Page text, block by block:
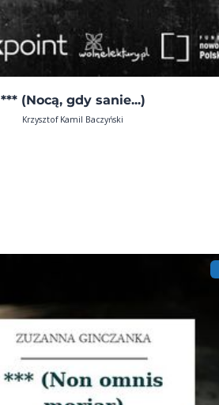
*** (Nocą, gdy sanie...)
Krzysztof Kamil Baczyński